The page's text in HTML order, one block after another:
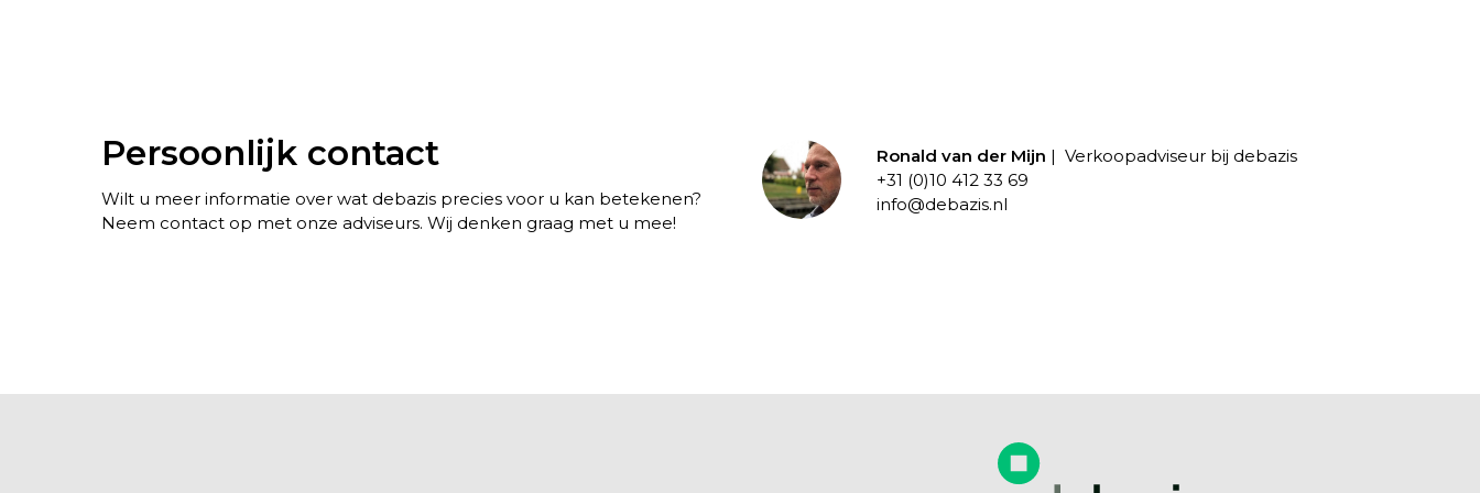
Persoonlijk contact
Wilt u meer informatie over wat debazis precies voor u kan betekenen?
Neem contact op met onze adviseurs. Wij denken graag met u mee!
Ronald van der Mijn
Verkoopadviseur bij debazis
+31 (0)10 412 33 69
info@debazis.nl